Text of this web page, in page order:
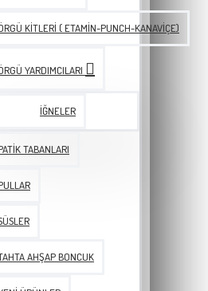
KITLERI ( ETAMIN-PUNCH-KANAVIÇE)
YARDIMCILARI
İĞNELER
TABANLARI
AHŞAP BONCUK